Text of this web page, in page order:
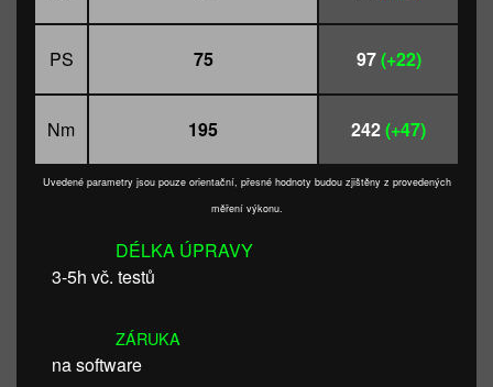
PS 75 97(+22)
Nm 195 242(+47)
Uvedené parametry jsou pouze orientační, přesné hodnoty budou zjištěny z provedených
měření výkonu.
DÉLKA ÚPRAVY
3-5h vč. testů
ZÁRUKA
na software